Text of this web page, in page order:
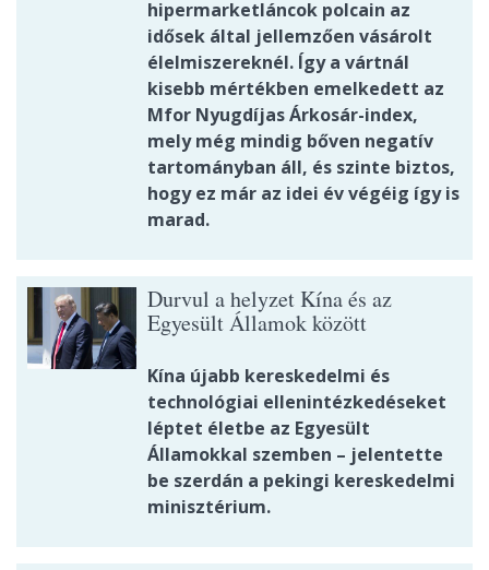
hipermarketláncok polcain az
idősek által jellemzően vásárolt
élelmiszereknél. Így a vártnál
kisebb mértékben emelkedett az
Mfor Nyugdíjas Árkosár-index,
mely még mindig bőven negatív
tartományban áll, és szinte biztos,
hogy ez már az idei év végéig így is
marad.
Durvul a helyzet Kína és az
Egyesült Államok között
Kína újabb kereskedelmi és
technológiai ellenintézkedéseket
léptet életbe az Egyesült
Államokkal szemben – jelentette
be szerdán a pekingi kereskedelmi
minisztérium.